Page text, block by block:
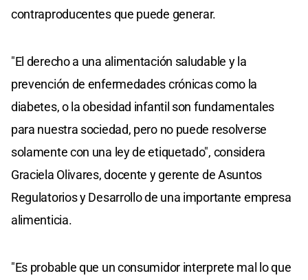
contraproducentes que puede generar.
"El derecho a una alimentación saludable y la
prevención de enfermedades crónicas como la
diabetes, o la obesidad infantil son fundamentales
para nuestra sociedad, pero no puede resolverse
solamente con una ley de etiquetado", considera
Graciela Olivares, docente y gerente de Asuntos
Regulatorios y Desarrollo de una importante empresa
alimenticia.
"Es probable que un consumidor interprete mal lo que